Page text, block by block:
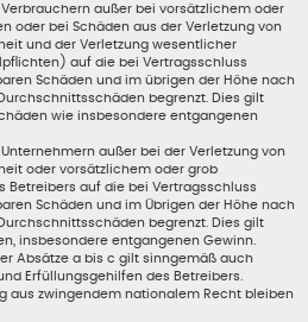
außer bei vorsätzlichem oder
oder bei Schäden aus der Verletzung von
und der Verletzung wesentlicher
auf die bei Vertragsschluss
Schäden und im übrigen der Höhe nach
begrenzt. Dies gilt
wie insbesondere entgangenen
außer bei der Verletzung von
oder vorsätzlichem oder grob
Betreibers auf die bei Vertragsschluss
Schäden und im Übrigen der Höhe nach
begrenzt. Dies gilt
insbesondere entgangenen Gewinn.
Absätze a bis c gilt sinngemäß auch
Erfüllungsgehilfen des Betreibers.
aus zwingendem nationalem Recht bleiben